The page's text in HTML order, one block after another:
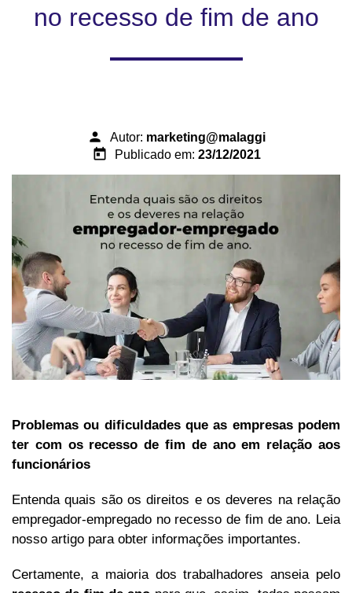
no recesso de fim de ano
person Autor: marketing@malaggi
today Publicado em: 23/12/2021
Problemas ou dificuldades que as empresas podem
ter com os recesso de fim de ano em relação aos
funcionários
Entenda quais são os direitos e os deveres na relação
empregador-empregado no recesso de fim de ano. Leia
nosso artigo para obter informações importantes.
Certamente, a maioria dos trabalhadores anseia pelo